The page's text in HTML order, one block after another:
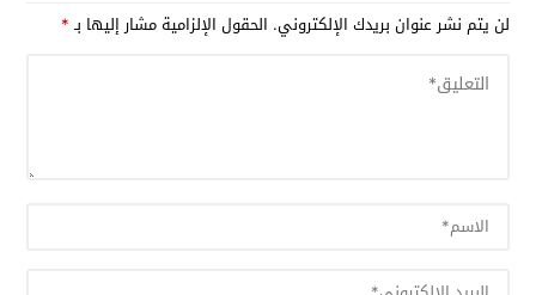
لن يتم نشر عنوان بريدك الإلكتروني. الحقول الإلزامية مشار إليها بـ*